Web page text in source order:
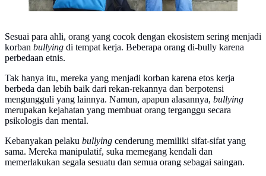
Sesuai para ahli, orang yang cocok dengan ekosistem sering menjadi
korban bullying di tempat kerja. Beberapa orang di-bully karena
perbedaan etnis.
Tak hanya itu, mereka yang menjadi korban karena etos kerja
berbeda dan lebih baik dari rekan-rekannya dan berpotensi
mengungguli yang lainnya. Namun, apapun alasannya, bullying
merupakan kejahatan yang membuat orang terganggu secara
psikologis dan mental.
Kebanyakan pelaku bullying cenderung memiliki sifat-sifat yang
sama. Mereka manipulatif, suka memegang kendali dan
memerlakukan segala sesuatu dan semua orang sebagai saingan.